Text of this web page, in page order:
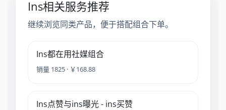
Ins相关服务推荐
继续浏览同类产品，便于搭配组合下单。
Ins都在用社媒组合
销量 1825 · ￥168.88
Ins点赞与ins曝光 - ins买赞